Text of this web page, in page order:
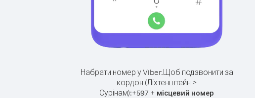
Набрати номер у Viber.Щоб подзвонити за
кордон (Ліхтенштейн >
Сурінам):+597 + місцевий номер